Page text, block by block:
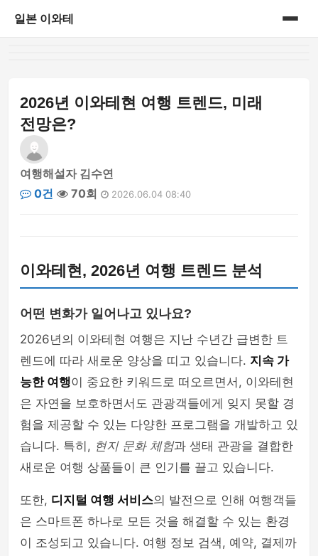
일본 이와테
2026년 이와테현 여행 트렌드, 미래
전망은?
여행해설자 김수연
0건
70회 2026.06.04 08:40
이와테현, 2026년 여행 트렌드 분석
어떤 변화가 일어나고 있나요?
2026년의 이와테현 여행은 지난 수년간 급변한 트
렌드에 따라 새로운 양상을 띠고 있습니다. 지속 가
능한 여행이 중요한 키워드로 떠오르면서, 이와테현
은 자연을 보호하면서도 관광객들에게 잊지 못할 경
험을 제공할 수 있는 다양한 프로그램을 개발하고 있
습니다. 특히, 현지 문화 체험과 생태 관광을 결합한
새로운 여행 상품들이 큰 인기를 끌고 있습니다.
또한, 디지털 여행 서비스의 발전으로 인해 여행객들
은 스마트폰 하나로 모든 것을 해결할 수 있는 환경
이 조성되고 있습니다. 여행 정보 검색, 예약, 결제까